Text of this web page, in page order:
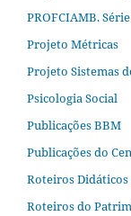
PROFCIAMB.
Projeto Métricas
Projeto Sistemas
Psicologia Social
Publicações BBM
Publicações do
Roteiros Didáticos
Roteiros do